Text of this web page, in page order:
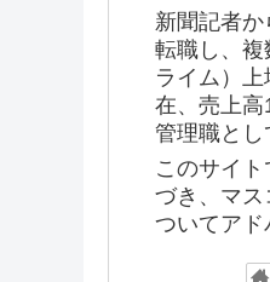
新聞記者
転職し、
ライム）
在、売上高
管理職とし
このサイ
づき、マス
ついてアド